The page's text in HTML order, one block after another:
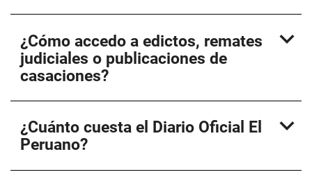
¿Cómo accedo a edictos, remates
judiciales o publicaciones de
casaciones?
expand_more
¿Cuánto cuesta el Diario Oficial El
Peruano?
expand_more